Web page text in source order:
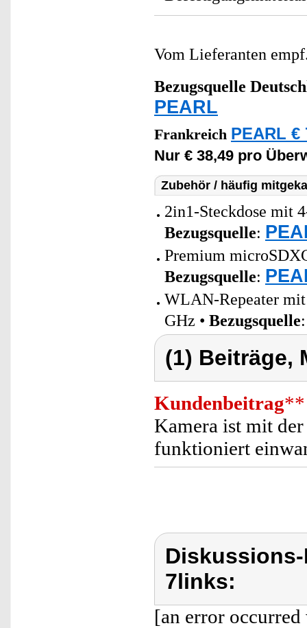
Vom Lieferanten
Bezugsquelle
PEARL
Frankreich PEARL €
Nur € 38,49 pro
Zubehör / häufig
2in1-Steckdose mit
Bezugsquelle:
Premium
Bezugsquelle:
WLAN-Repeater
GHz • Bezugsquelle
(1) Beiträge,
Kundenbeitrag**
Kamera ist mit
funktioniert
7links:
[an error